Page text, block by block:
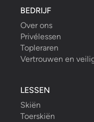
BEDRIJF
Over ons
Privélessen
Topleraren
Vertrouwen en
LESSEN
Skiën
Toerskiën